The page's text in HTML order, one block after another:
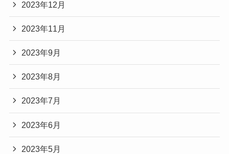
2023年12月
2023年11月
2023年9月
2023年8月
2023年7月
2023年6月
2023年5月